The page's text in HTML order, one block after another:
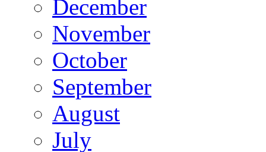
December
November
October
September
August
July